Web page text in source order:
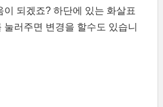
되겠죠? 하단에 있는 화살표
러주면 변경을 할수도 있습니